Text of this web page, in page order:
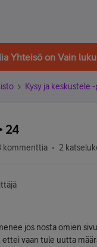
Yhteisö on Vain
Kysy ja keskustele
24
kommenttia 2
jos nosta omien
vaan tule uutta